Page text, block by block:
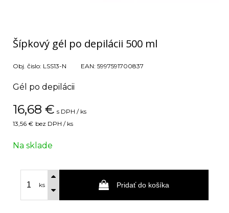
Šípkový gél po depilácii 500 ml
Obj. čislo: LSS13-N EAN: 5997591700837
Gél po depilácii
16,68 € s DPH / ks
13,56 € bez DPH / ks
Na sklade
ks Pridať do košíka